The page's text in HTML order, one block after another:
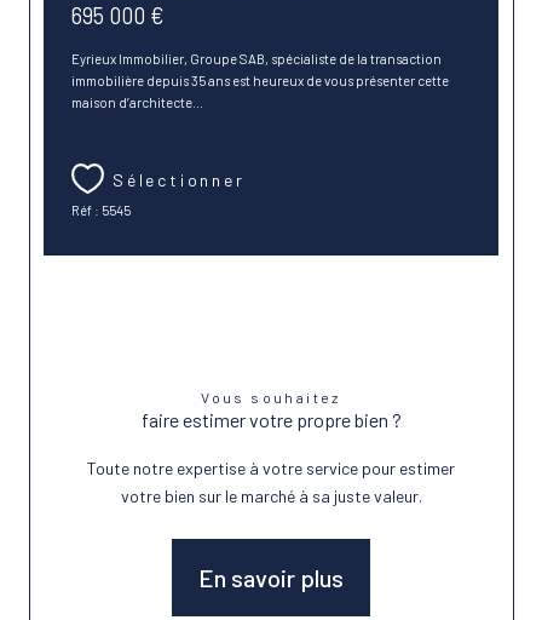
695 000 €
Eyrieux Immobilier, Groupe SAB, spécialiste de la transaction
immobilière depuis 35 ans est heureux de vous présenter cette
maison d’architecte...
Sélectionner
Réf : 5545
Vous souhaitez
faire estimer votre propre bien ?
Toute notre expertise à votre service pour estimer
votre bien sur le marché à sa juste valeur.
En savoir plus